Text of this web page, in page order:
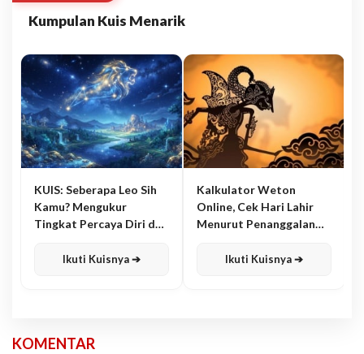
Kumpulan Kuis Menarik
KUIS: Seberapa Leo Sih
Kamu? Mengukur
Tingkat Percaya Diri dan
Ikuti Kuisnya ➔
Kalkulator Weton
Online, Cek Hari Lahir
Menurut Penanggalan
Ikuti Kuisnya ➔
KOMENTAR